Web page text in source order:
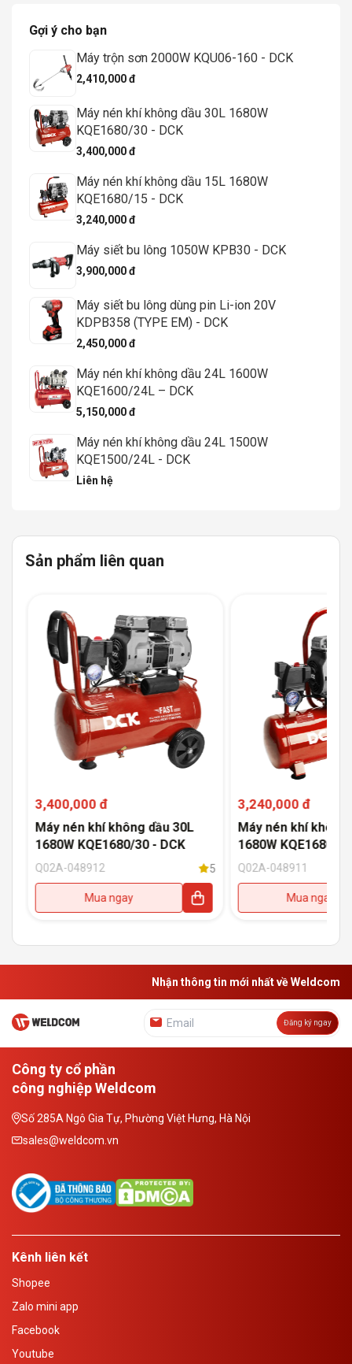
Gợi ý cho bạn
Máy trộn sơn 2000W KQU06-160 - DCK
2,410,000 đ
Máy nén khí không dầu 30L 1680W
KQE1680/30 - DCK
3,400,000 đ
Máy nén khí không dầu 15L 1680W
KQE1680/15 - DCK
3,240,000 đ
Máy siết bu lông 1050W KPB30 - DCK
3,900,000 đ
Máy siết bu lông dùng pin Li-ion 20V
KDPB358 (TYPE EM) - DCK
2,450,000 đ
Máy nén khí không dầu 24L 1600W
KQE1600/24L – DCK
5,150,000 đ
Máy nén khí không dầu 24L 1500W
KQE1500/24L - DCK
Liên hệ
Sản phẩm liên quan
3,400,000 đ
Máy nén khí không dầu 30L
1680W KQE1680/30 - DCK
Q02A-048912 5
Mua ngay
3,240,000 đ
Máy nén khí không
1680W KQE1680/
Q02A-048911
Mua ngay
Nhận thông tin mới nhất về Weldcom
Đăng ký ngay
Công ty cổ phần
công nghiệp Weldcom
Số 285A Ngô Gia Tự, Phường Việt Hưng, Hà Nội
sales@weldcom.vn
Kênh liên kết
Shopee
Zalo mini app
Facebook
Youtube